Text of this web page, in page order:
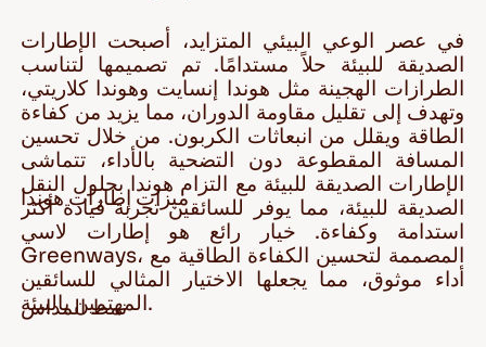
في عصر الوعي البيئي المتزايد، أصبحت الإطارات
الصديقة للبيئة حلاً مستدامًا. تم تصميمها لتناسب
الطرازات الهجينة مثل هوندا إنسايت وهوندا كلاريتي،
وتهدف إلى تقليل مقاومة الدوران، مما يزيد من كفاءة
الطاقة ويقلل من انبعاثات الكربون. من خلال تحسين
المسافة المقطوعة دون التضحية بالأداء، تتماشى
الإطارات الصديقة للبيئة مع التزام هوندا بحلول النقل
الصديقة للبيئة، مما يوفر للسائقين تجربة قيادة أكثر
استدامة وكفاءة. خيار رائع هو إطارات لاسي
Greenways، المصممة لتحسين الكفاءة الطاقية مع
أداء موثوق، مما يجعلها الاختيار المثالي للسائقين
المهتمين بالبيئة.
ميزات إطارات هوندا
نمط المداس